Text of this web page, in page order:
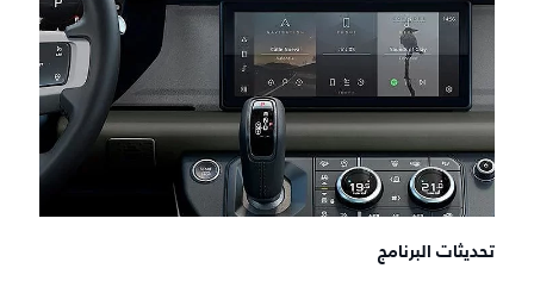
تحديثات البرنامج